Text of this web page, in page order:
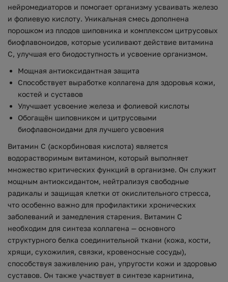
нейромедиаторов и помогает организму усваивать железо
и фолиевую кислоту. Уникальная смесь дополнена
порошком из плодов шиповника и комплексом цитрусовых
биофлавоноидов, которые усиливают действие витамина
C, улучшая его биодоступность и усвоение организмом.
Мощная антиоксидантная защита
Способствует выработке коллагена для здоровья кожи,
костей и суставов
Улучшает усвоение железа и фолиевой кислоты
Обогащён шиповником и цитрусовыми
биофлавоноидами для лучшего усвоения
Витамин C (аскорбиновая кислота) является
водорастворимым витамином, который выполняет
множество критических функций в организме. Он служит
мощным антиоксидантом, нейтрализуя свободные
радикалы и защищая клетки от окислительного стресса,
что особенно важно для профилактики хронических
заболеваний и замедления старения. Витамин C
необходим для синтеза коллагена — основного
структурного белка соединительной ткани (кожа, кости,
хрящи, сухожилия, связки, кровеносные сосуды),
способствуя заживлению ран, упругости кожи и здоровью
суставов. Он также участвует в синтезе карнитина,